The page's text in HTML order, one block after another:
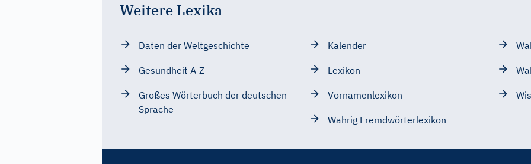
Weitere Lexika
Daten der Weltgeschichte
Gesundheit A-Z
Großes Wörterbuch der deutschen
Sprache
Kalender
Lexikon
Vornamenlexikon
Wahrig Fremdwörterlexikon